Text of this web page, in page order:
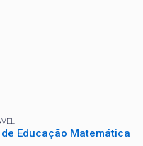
Educação Matemática